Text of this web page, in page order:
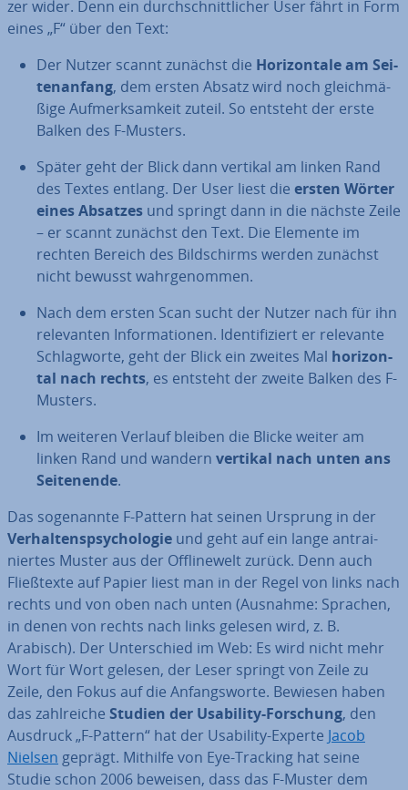
zer wider. Denn ein durch­schnitt­li­cher User fährt in Form
eines „F“ über den Text:
Der Nutzer scannt zunächst die Ho­ri­zon­ta­le am Sei­
ten­an­fang, dem ersten Absatz wird noch gleich­mä­
ßi­ge Auf­merk­sam­keit zuteil. So entsteht der erste
Balken des F-Musters.
Später geht der Blick dann vertikal am linken Rand
des Textes entlang. Der User liest die ersten Wörter
eines Absatzes und springt dann in die nächste Zeile
– er scannt zunächst den Text. Die Elemente im
rechten Bereich des Bild­schirms werden zunächst
nicht bewusst wahr­ge­nom­men.
Nach dem ersten Scan sucht der Nutzer nach für ihn
re­le­van­ten In­for­ma­tio­nen. Iden­ti­fi­ziert er relevante
Schlag­wor­te, geht der Blick ein zweites Mal ho­ri­zon­
tal nach rechts, es entsteht der zweite Balken des F-
Musters.
Im weiteren Verlauf bleiben die Blicke weiter am
linken Rand und wandern vertikal nach unten ans
Sei­ten­en­de.
Das so­ge­nann­te F-Pattern hat seinen Ursprung in der
Ver­hal­tens­psy­cho­lo­gie und geht auf ein lange an­trai­
nier­tes Muster aus der Off­line­welt zurück. Denn auch
Fließ­tex­te auf Papier liest man in der Regel von links nach
rechts und von oben nach unten (Ausnahme: Sprachen,
in denen von rechts nach links gelesen wird, z. B.
Arabisch). Der Un­ter­schied im Web: Es wird nicht mehr
Wort für Wort gelesen, der Leser springt von Zeile zu
Zeile, den Fokus auf die An­fangs­wor­te. Bewiesen haben
das zahl­rei­che Studien der Usability-Forschung, den
Ausdruck „F-Pattern“ hat der Usability-Experte Jacob
Nielsen geprägt. Mithilfe von Eye-Tracking hat seine
Studie schon 2006 beweisen, dass das F-Muster dem